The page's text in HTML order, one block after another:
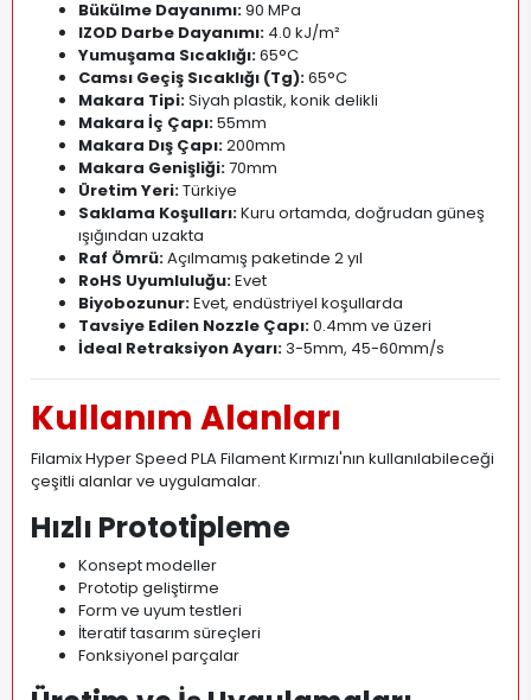
Bükülme Dayanımı:90 MPa
IZOD Darbe Dayanımı: 4.0 kJ/m²
Yumuşama Sıcaklığı:65°C
Camsı Geçiş Sıcaklığı (Tg):65°C
Makara Tipi:Siyah plastik, konik delikli
Makara İç Çapı:55mm
Makara Dış Çapı:200mm
Makara Genişliği:70mm
Üretim Yeri:Türkiye
Saklama Koşulları:Kuru ortamda, doğrudan güneş
ışığından uzakta
Raf Ömrü:Açılmamış paketinde 2 yıl
RoHS Uyumluluğu:Evet
Biyobozunur:Evet, endüstriyel koşullarda
Tavsiye Edilen Nozzle Çapı:0.4mm ve üzeri
İdeal Retraksiyon Ayarı:3-5mm, 45-60mm/s
Kullanım Alanları
Filamix Hyper Speed PLA Filament Kırmızı'nın kullanılabileceği
çeşitli alanlar ve uygulamalar.
Hızlı Prototipleme
Konsept modeller
Prototip geliştirme
Form ve uyum testleri
İteratif tasarım süreçleri
Fonksiyonel parçalar